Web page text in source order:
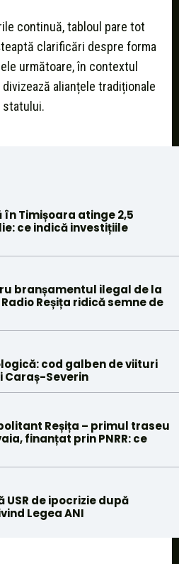
continuă, tabloul pare tot
clarificări despre forma
următoare, în contextul
alianțele tradiționale
Timișoara atinge 2,5
ce indică investițiile
branșamentul ilegal de la
Reșița ridică semne de
cod galben de viituri
Caraș-Severin
Reșița – primul traseu
finanțat prin PNRR: ce
USR de ipocrizie după
Legea ANI